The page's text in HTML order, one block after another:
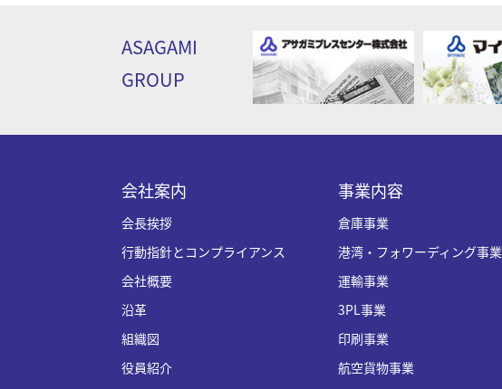
ASAGAMI
GROUP
会社案内
会長挨拶
行動指針とコンプライアンス
会社概要
沿革
組織図
役員紹介
事業内容
倉庫事業
港湾・フォワーディング事業
運輸事業
3PL事業
印刷事業
航空貨物事業